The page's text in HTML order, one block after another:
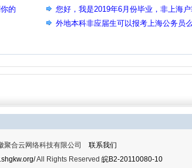
的
您好，我是2019年6月份毕业，非上海
的上海公务员考试吗？算应届毕业生吗？
外地本科非应届生可以报考上海公务员么
聚合云网络科技有限公司 联系我们
All Rights Reserved 皖B2-20110080-10